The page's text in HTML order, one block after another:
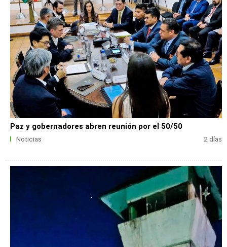
Paz y gobernadores abren reunión por el 50/50
Noticias 2 días